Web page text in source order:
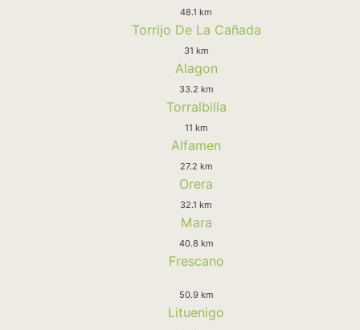
48.1 km
Torrijo De La Cañada
31 km
Alagon
33.2 km
Torralbilla
11 km
Alfamen
27.2 km
Orera
32.1 km
Mara
40.8 km
Frescano
50.9 km
Lituenigo